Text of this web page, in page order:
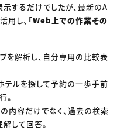
するだけでしたが、最新のA
用し、 「Web上での作業その
を解析し、自分専用の比較表
テルを探して予約の一歩手前
。
内容だけでなく、過去の検索
して回答。